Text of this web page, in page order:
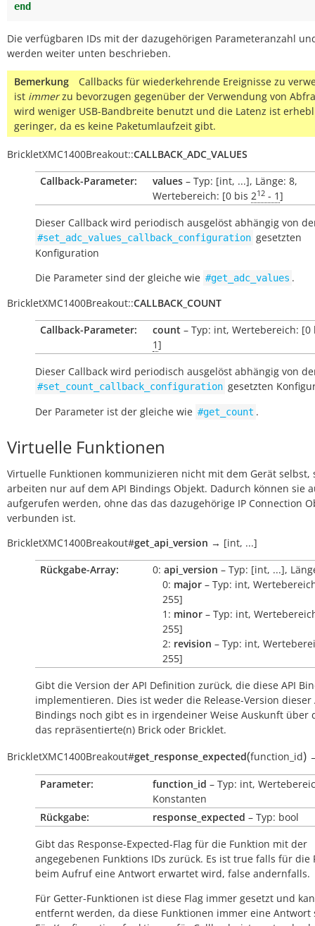
end
Die verfügbaren IDs mit der dazugehörigen Parameteranzahl
werden weiter unten beschrieben.
Bemerkung
Callbacks für wiederkehrende Ereignisse zu
ist immerzu bevorzugen gegenüber der Verwendung von
wird weniger USB-Bandbreite benutzt und die Latenz ist
geringer, da es keine Paketumlaufzeit gibt.
BrickletXMC1400Breakout::CALLBACK_ADC_VALUES
Callback-Parameter:
values – Typ: [int, ...], Länge: 8,
Wertebereich: [0 bis 212 - 1]
Dieser Callback wird periodisch ausgelöst abhängig von
#set_adc_values_callback_configuration gesetzten
Konfiguration
Die Parameter sind der gleiche wie #get_adc_values .
BrickletXMC1400Breakout::CALLBACK_COUNT
Callback-Parameter:
count – Typ: int, Wertebereich:
1]
Dieser Callback wird periodisch ausgelöst abhängig von
#set_count_callback_configuration gesetzten
Der Parameter ist der gleiche wie #get_count .
Virtuelle Funktionen
Virtuelle Funktionen kommunizieren nicht mit dem Gerät selbst,
arbeiten nur auf dem API Bindings Objekt. Dadurch können sie
aufgerufen werden, ohne das das dazugehörige IP Connection
verbunden ist.
BrickletXMC1400Breakout#get_api_version → [int, ...]
Rückgabe-Array:
0: api_version – Typ: [int, ...],
0: major – Typ: int,
255]
1: minor – Typ: int,
255]
2: revision – Typ: int,
255]
Gibt die Version der API Definition zurück, die diese API
implementieren. Dies ist weder die Release-Version dieser
Bindings noch gibt es in irgendeiner Weise Auskunft über
das repräsentierte(n) Brick oder Bricklet.
BrickletXMC1400Breakout#get_response_expected(function_id)
Parameter: function_id – Typ: int,
Konstanten
Rückgabe:
response_expected – Typ: bool
Gibt das Response-Expected-Flag für die Funktion mit der
angegebenen Funktions IDs zurück. Es ist true falls für die
beim Aufruf eine Antwort erwartet wird, false andernfalls.
Für Getter-Funktionen ist diese Flag immer gesetzt und
entfernt werden, da diese Funktionen immer eine Antwort